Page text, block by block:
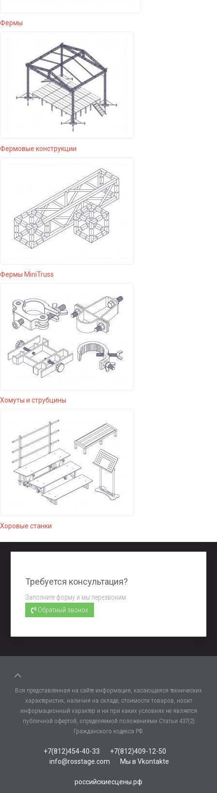
Фермы
Фермовые конструкции
Фермы MiniTruss
Хомуты и струбцины
Хоровые станки
Требуется консультация?
Заполните форму и мы перезвоним.
Обратный звонок
Вся представленная на сайте информация, касающаяся технических
характеристик, наличия на складе, стоимости товаров, носит
информационный характер и ни при каких условиях не является
публичной офертой, определяемой положениями Статьи 437(2)
Гражданского кодекса РФ.
+7(812)454-40-33
+7(812)409-12-50
info@rosstage.com
Мы в Vkontakte
российскиесцены.рф